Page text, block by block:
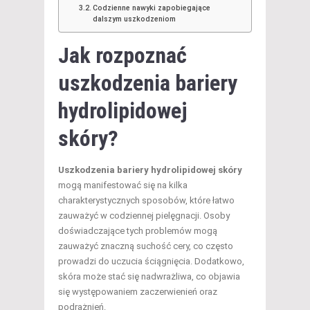
Codzienne nawyki zapobiegające
dalszym uszkodzeniom
Jak rozpoznać
uszkodzenia bariery
hydrolipidowej
skóry?
Uszkodzenia bariery hydrolipidowej skóry
mogą manifestować się na kilka
charakterystycznych sposobów, które łatwo
zauważyć w codziennej pielęgnacji. Osoby
doświadczające tych problemów mogą
zauważyć znaczną suchość cery, co często
prowadzi do uczucia ściągnięcia. Dodatkowo,
skóra może stać się nadwrażliwa, co objawia
się występowaniem zaczerwienień oraz
podrażnień.